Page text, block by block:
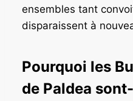
ensembles tant
disparaissent à
Pourquoi les
de Paldea